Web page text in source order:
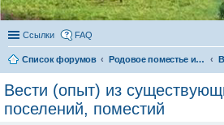
Ссылки FAQ
Список форумов Родовое поместье и родовое поселение
Вести (опыт) из
поселений, поместий